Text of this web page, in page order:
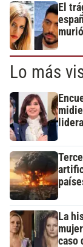
El
Lo más
La
caso